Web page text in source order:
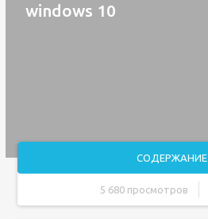
windows 10
СОДЕРЖАНИЕ
5 680 просмотров